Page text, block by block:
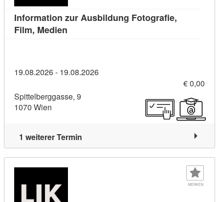
Information zur Ausbildung Fotografie,
Film, Medien
19.08.2026 - 19.08.2026
€ 0,00
Spittelberggasse, 9
1070 Wien
1 weiterer Termin
MERKEN